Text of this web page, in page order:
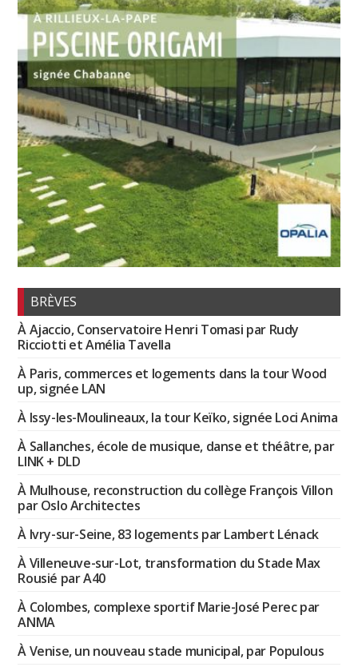
BRÈVES
À Ajaccio, Conservatoire Henri Tomasi par Rudy
Ricciotti et Amélia Tavella
À Paris, commerces et logements dans la tour Wood
up, signée LAN
À Issy-les-Moulineaux, la tour Keïko, signée Loci Anima
À Sallanches, école de musique, danse et théâtre, par
LINK + DLD
À Mulhouse, reconstruction du collège François Villon
par Oslo Architectes
À Ivry-sur-Seine, 83 logements par Lambert Lénack
À Villeneuve-sur-Lot, transformation du Stade Max
Rousié par A40
À Colombes, complexe sportif Marie-José Perec par
ANMA
À Venise, un nouveau stade municipal, par Populous